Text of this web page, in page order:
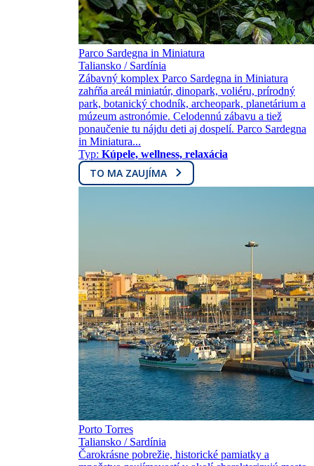
Parco Sardegna in Miniatura
Taliansko / Sardínia
Zábavný komplex Parco Sardegna in Miniatura
zahŕňa areál miniatúr, dinopark, voliéru, prírodný
park, botanický chodník, archeopark, planetárium a
múzeum astronómie. Celodennú zábavu a tiež
ponaučenie tu nájdu deti aj dospelí. Parco Sardegna
in Miniatura...
Typ: Kúpele, wellness, relaxácia
TO MA ZAUJÍMA
Porto Torres
Taliansko / Sardínia
Čarokrásne pobrežie, historické pamiatky a